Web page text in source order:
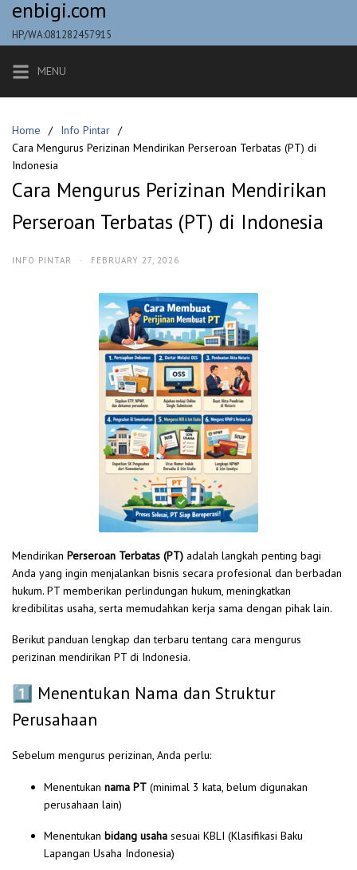
Skip
content
enbigi.com
HP/WA:081282457915
MENU
Home
Info Pintar
Cara Mengurus Perizinan Mendirikan Perseroan Terbatas (PT) di
Indonesia
Cara Mengurus Perizinan Mendirikan
Perseroan Terbatas (PT) di Indonesia
INFO PINTAR · FEBRUARY 27, 2026
Mendirikan Perseroan Terbatas (PT) adalah langkah penting bagi
Anda yang ingin menjalankan bisnis secara profesional dan berbadan
hukum. PT memberikan perlindungan hukum, meningkatkan
kredibilitas usaha, serta memudahkan kerja sama dengan pihak lain.
Berikut panduan lengkap dan terbaru tentang cara mengurus
perizinan mendirikan PT di Indonesia.
1️⃣ Menentukan Nama dan Struktur
Perusahaan
Sebelum mengurus perizinan, Anda perlu:
Menentukan nama PT (minimal 3 kata, belum digunakan
perusahaan lain)
Menentukan bidang usaha sesuai KBLI (Klasifikasi Baku
Lapangan Usaha Indonesia)